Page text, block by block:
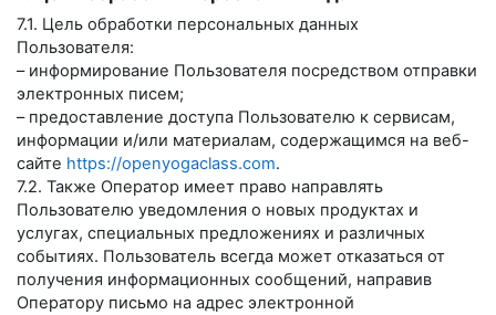
7.1. Цель обработки персональных данных
Пользователя:
– информирование Пользователя посредством отправки
электронных писем;
– предоставление доступа Пользователю к сервисам,
информации и/или материалам, содержащимся на веб-
сайте https://openyogaclass.com.
7.2. Также Оператор имеет право направлять
Пользователю уведомления о новых продуктах и
услугах, специальных предложениях и различных
событиях. Пользователь всегда может отказаться от
получения информационных сообщений, направив
Оператору письмо на адрес электронной